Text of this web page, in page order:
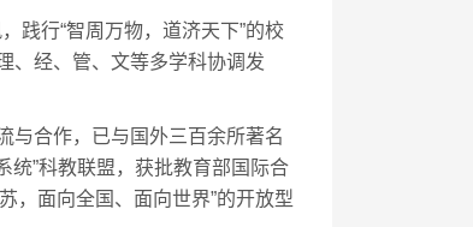
践行“智周万物，道济天下”的校
、经、管、文等多学科协调发
与合作，已与国外三百余所著名
统”科教联盟，获批教育部国际合
，面向全国、面向世界”的开放型